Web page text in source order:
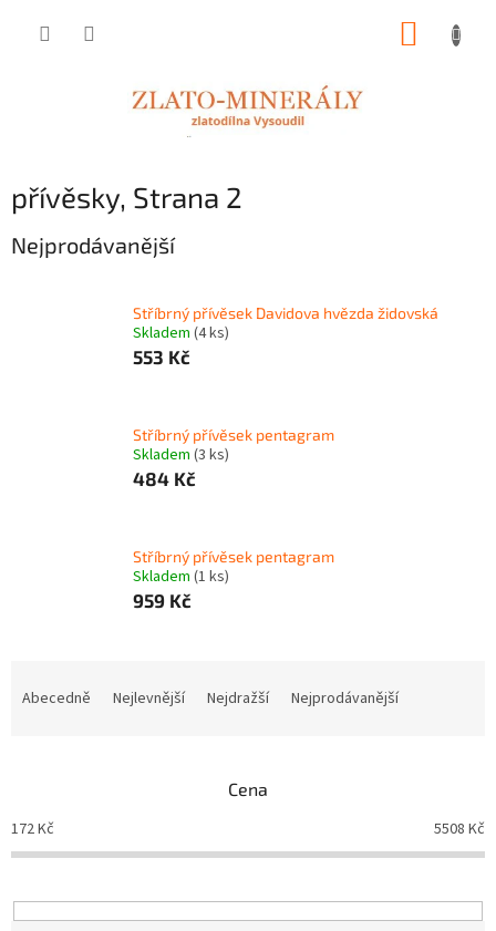
přívěsky, Strana 2
Nejprodávanější
Stříbrný přívěsek Davidova hvězda židovská
Skladem (4 ks)
553 Kč
Stříbrný přívěsek pentagram
Skladem (3 ks)
484 Kč
Stříbrný přívěsek pentagram
Skladem (1 ks)
959 Kč
p
r
o
u
Abecedně Nejlevnější Nejdražší Nejprodávanější
Cena
172Kč 5508 Kč